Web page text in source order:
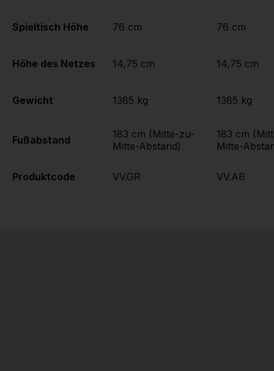
Spieltisch Höhe
Höhe des Netzes
Gewicht
Fußabstand
Produktcode
76 cm
14,75 cm
1385 kg
183 cm (Mitte-zu-
Mitte-Abstand)
VV.GR
76 cm
14,75 cm
1385 kg
183 cm
Mitte-
VV.AB